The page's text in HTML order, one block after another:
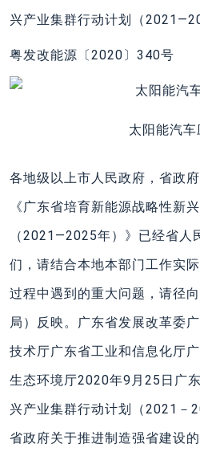
兴产业集群行动计划（
粤发改能源〔2020〕340号
太阳能汽车
各地级以上市人民政府，省政
《广东省培育新能源战略性新
（2021—2025年）》已经省人
们，请结合本地本部门工作实
过程中遇到的重大问题，请径
局）反映。广东省发展改革委
技术厅广东省工业和信息化厅
生态环境厅2020年9月25日广
兴产业集群行动计划（2021－
省政府关于推进制造强省建设